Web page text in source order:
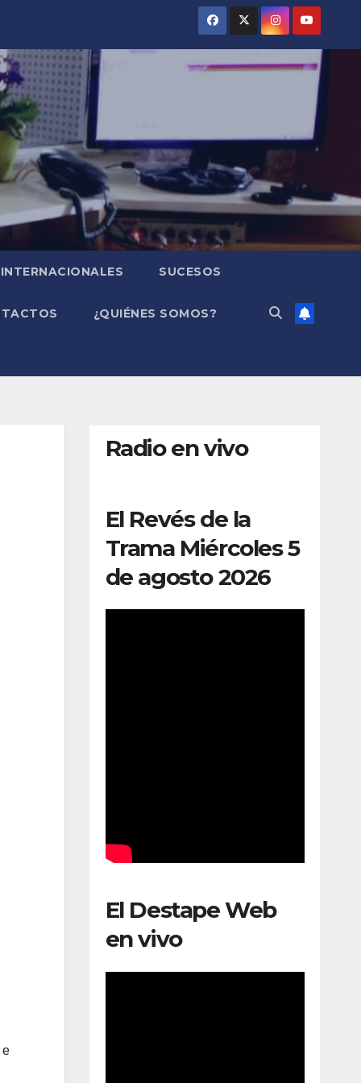
INTERNACIONALES SUCESOS
¿QUIÉNES SOMOS?
e
Radio en vivo
El Revés de la
Trama Miércoles 5
de agosto 2026
El Destape Web
en vivo